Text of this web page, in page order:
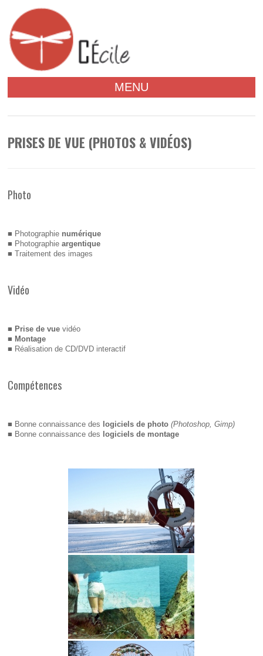
MENU
PRISES DE VUE (PHOTOS & VIDÉOS)
Photo
■ Photographie numérique
■ Photographieargentique
■ Traitement des images
Vidéo
■ Prise de vue vidéo
■ Montage
■ Réalisation de CD/DVD interactif
Compétences
■ Bonne connaissance des logiciels de photo (Photoshop, Gimp)
■ Bonne connaissance des logiciels de montage